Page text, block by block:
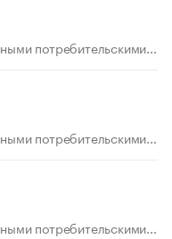
потребительскими...
потребительскими...
потребительскими...